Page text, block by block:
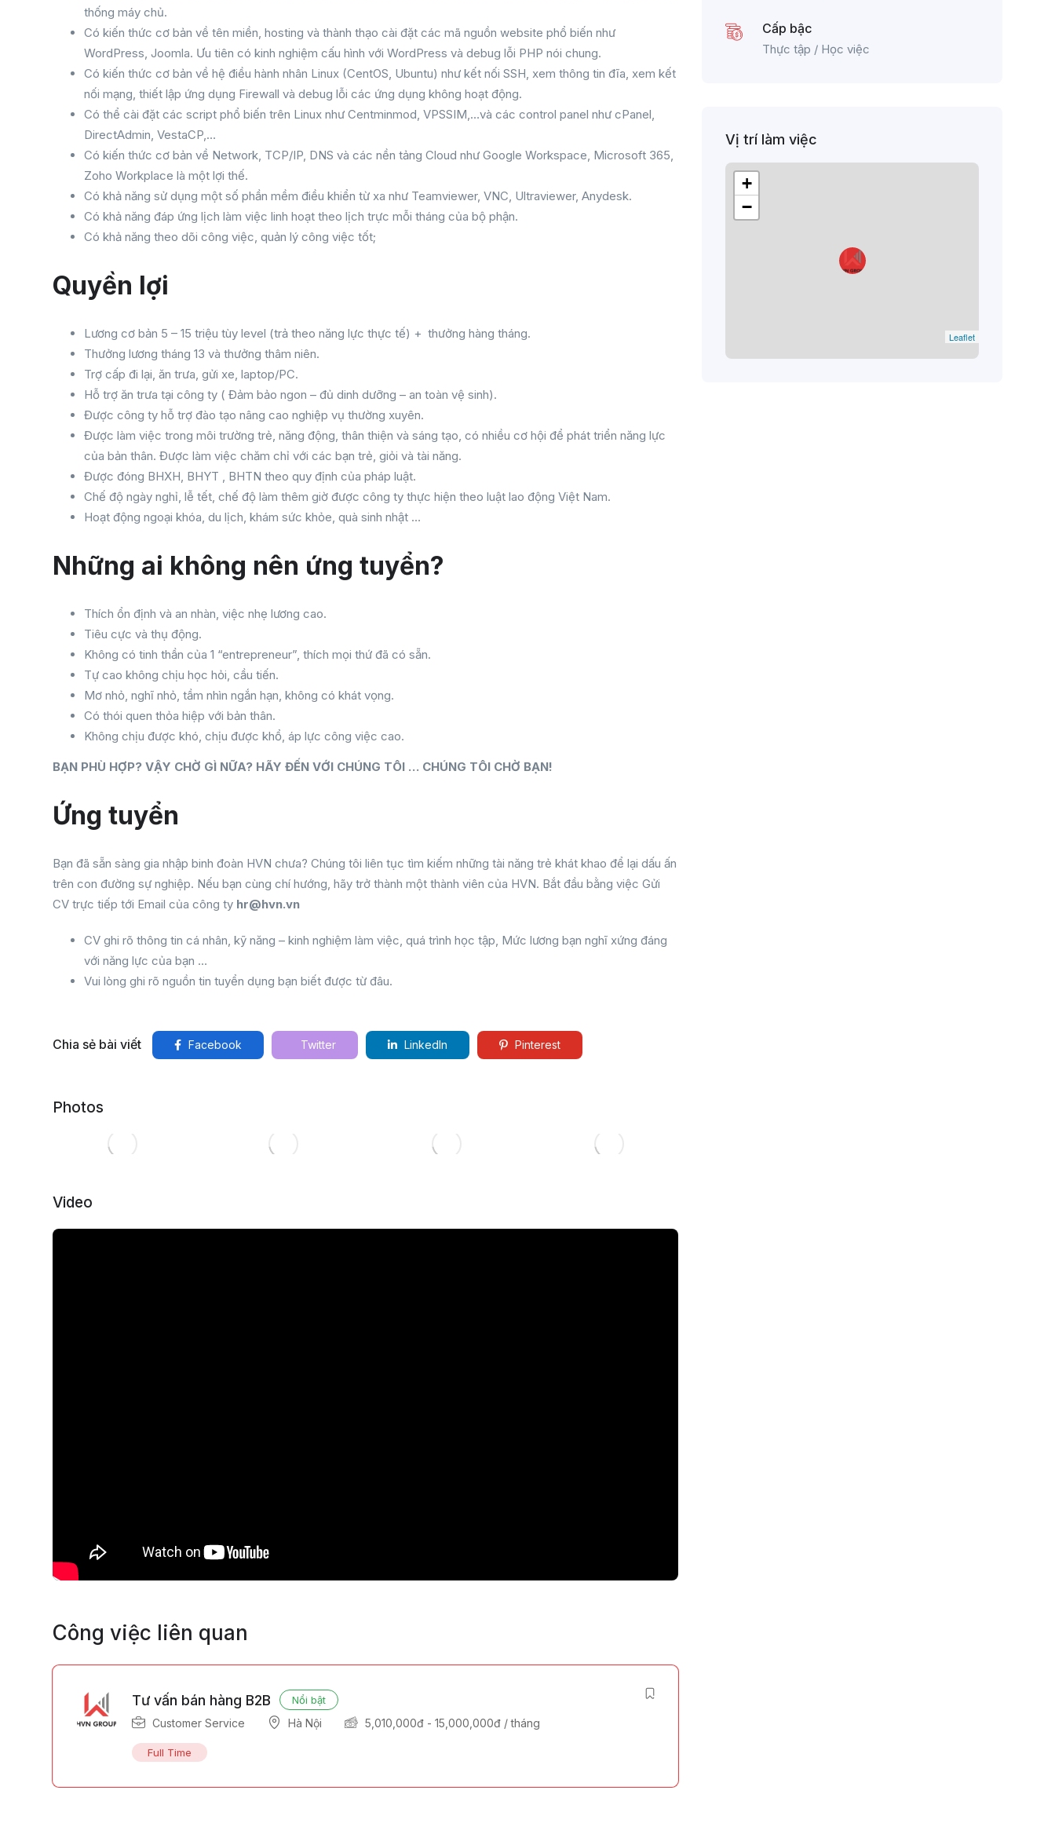
thống máy chủ.
Có kiến thức cơ bản về tên miền, hosting và thành thạo cài đặt các mã nguồn website phổ biến như
WordPress, Joomla. Ưu tiên có kinh nghiệm cấu hình với WordPress và debug lỗi PHP nói chung.
Có kiến thức cơ bản về hệ điều hành nhân Linux (CentOS, Ubuntu) như kết nối SSH, xem thông tin đĩa, xem kết
nối mạng, thiết lập ứng dụng Firewall và debug lỗi các ứng dụng không hoạt động.
Có thể cài đặt các script phổ biến trên Linux như Centminmod, VPSSIM,…và các control panel như cPanel,
DirectAdmin, VestaCP,…
Có kiến thức cơ bản về Network, TCP/IP, DNS và các nền tảng Cloud như Google Workspace, Microsoft 365,
Zoho Workplace là một lợi thế.
Có khả năng sử dụng một số phần mềm điều khiển từ xa như Teamviewer, VNC, Ultraviewer, Anydesk.
Có khả năng đáp ứng lịch làm việc linh hoạt theo lịch trực mỗi tháng của bộ phận.
Có khả năng theo dõi công việc, quản lý công việc tốt;
Quyền lợi
Lương cơ bản 5 – 15 triệu tùy level (trả theo năng lực thực tế) + thưởng hàng tháng.
Thưởng lương tháng 13 và thưởng thâm niên.
Trợ cấp đi lại, ăn trưa, gửi xe, laptop/PC.
Hỗ trợ ăn trưa tại công ty ( Đảm bảo ngon – đủ dinh dưỡng – an toàn vệ sinh).
Được công ty hỗ trợ đào tạo nâng cao nghiệp vụ thường xuyên.
Được làm việc trong môi trường trẻ, năng động, thân thiện và sáng tạo, có nhiều cơ hội để phát triển năng lực
của bản thân. Được làm việc chăm chỉ với các bạn trẻ, giỏi và tài năng.
Được đóng BHXH, BHYT , BHTN theo quy định của pháp luật.
Chế độ ngày nghỉ, lễ tết, chế độ làm thêm giờ được công ty thực hiện theo luật lao động Việt Nam.
Hoạt động ngoại khóa, du lịch, khám sức khỏe, quà sinh nhật …
Những ai không nên ứng tuyển?
Thích ổn định và an nhàn, việc nhẹ lương cao.
Tiêu cực và thụ động.
Không có tinh thần của 1 “entrepreneur”, thích mọi thứ đã có sẵn.
Tự cao không chịu học hỏi, cầu tiến.
Mơ nhỏ, nghĩ nhỏ, tầm nhìn ngắn hạn, không có khát vọng.
Có thói quen thỏa hiệp với bản thân.
Không chịu được khó, chịu được khổ, áp lực công việc cao.
BẠN PHÙ HỢP? VẬY CHỜ GÌ NỮA? HÃY ĐẾN VỚI CHÚNG TÔI … CHÚNG TÔI CHỜ BẠN!
Ứng tuyển
Bạn đã sẵn sàng gia nhập binh đoàn HVN chưa? Chúng tôi liên tục tìm kiếm những tài năng trẻ khát khao để lại dấu ấn
trên con đường sự nghiệp. Nếu bạn cùng chí hướng, hãy trở thành một thành viên của HVN. Bắt đầu bằng việc Gửi
CV trực tiếp tới Email của công ty hr@hvn.vn
CV ghi rõ thông tin cá nhân, kỹ năng – kinh nghiệm làm việc, quá trình học tập, Mức lương bạn nghĩ xứng đáng
với năng lực của bạn …
Vui lòng ghi rõ nguồn tin tuyển dụng bạn biết được từ đâu.
Chia sẻ bài viết Facebook Twitter LinkedIn Pinterest
Photos
Video
Công việc liên quan
Tư vấn bán hàng B2B Nổi bật
Customer Service Hà Nội 5,010,000đ - 15,000,000đ / tháng
Full Time
Cấp bậc
Thực tập / Học việc
Vị trí làm việc
+
−
Leaflet